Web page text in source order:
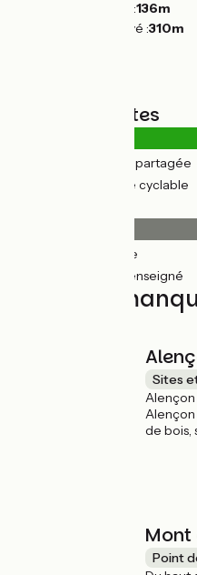
Point le plus bas :136m
Point le plus élevé :310m
Types de routes
(12%) Route partagée
(88%) Voie cyclable
(88%) Lisse
(12%) Non renseigné
À ne pas
Sites
Alençon
Alençon
de bois,
de
Mont
Point